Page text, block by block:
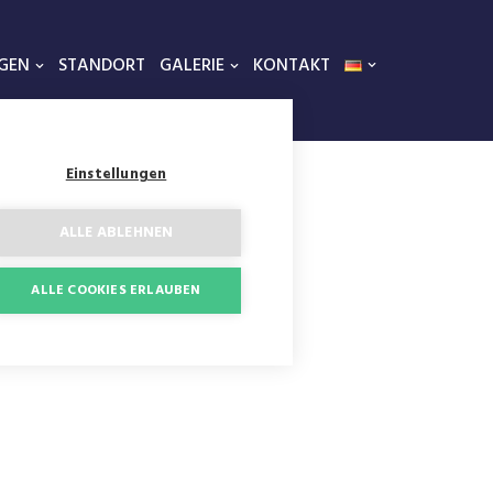
STANDORT GALERIE KONTAKT
Einstellungen
ALLE ABLEHNEN
ALLE COOKIES ERLAUBEN